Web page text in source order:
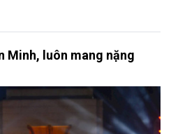
Minh, luôn mang nặng